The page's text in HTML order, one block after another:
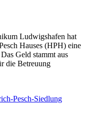
Ludwigshafen hat
Hauses (HPH) eine
Geld stammt aus
die Betreuung